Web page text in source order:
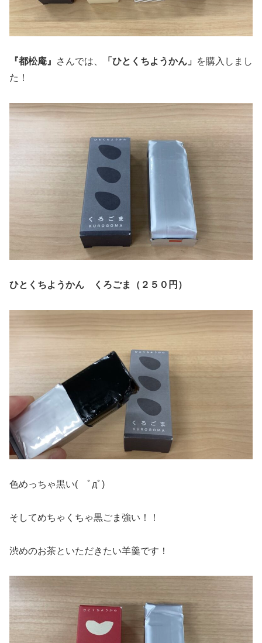
『都松庵』 さんでは、 「ひとくちようかん」
を購入しまし
た！
ひとくちようかん くろごま（２５０円）
色めっちゃ黒い( ﾟдﾟ)
そしてめちゃくちゃ黒ごま強い！！
渋めのお茶といただきたい羊羹です！